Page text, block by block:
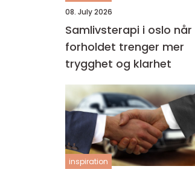
08. July 2026
Samlivsterapi i oslo når
forholdet trenger mer
trygghet og klarhet
inspiration